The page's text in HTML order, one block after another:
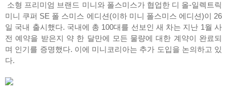
소형 프리미엄 브랜드 미니와 폴스미스가 협업한 디 올-일렉트릭
미니 쿠퍼 SE 폴 스미스 에디션(이하 미니 폴스미스 에디션)이 26
일 국내 출시했다. 국내에 총 100대를 선보인 새 차는 지난 1월 사
전 예약을 받은지 약 한 달만에 모든 물량에 대한 계약이 완료되
며 인기를 증명했다. 이에 미니코리아는 추가 도입을 논의하고 있
다.